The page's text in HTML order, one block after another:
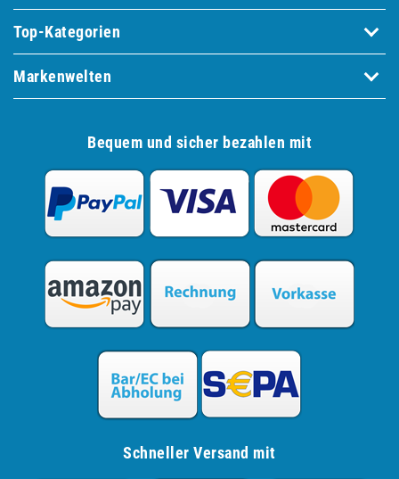
Top-Kategorien
Markenwelten
Bequem und sicher bezahlen mit
Schneller Versand mit